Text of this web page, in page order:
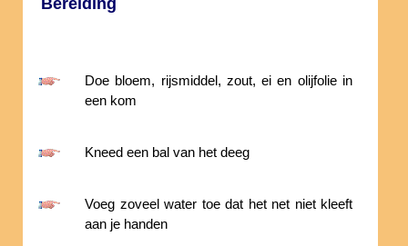
Bereiding
Doe bloem, rijsmiddel, zout, ei en olijfolie in
een kom
Kneed een bal van het deeg
Voeg zoveel water toe dat het net niet kleeft
aan je handen